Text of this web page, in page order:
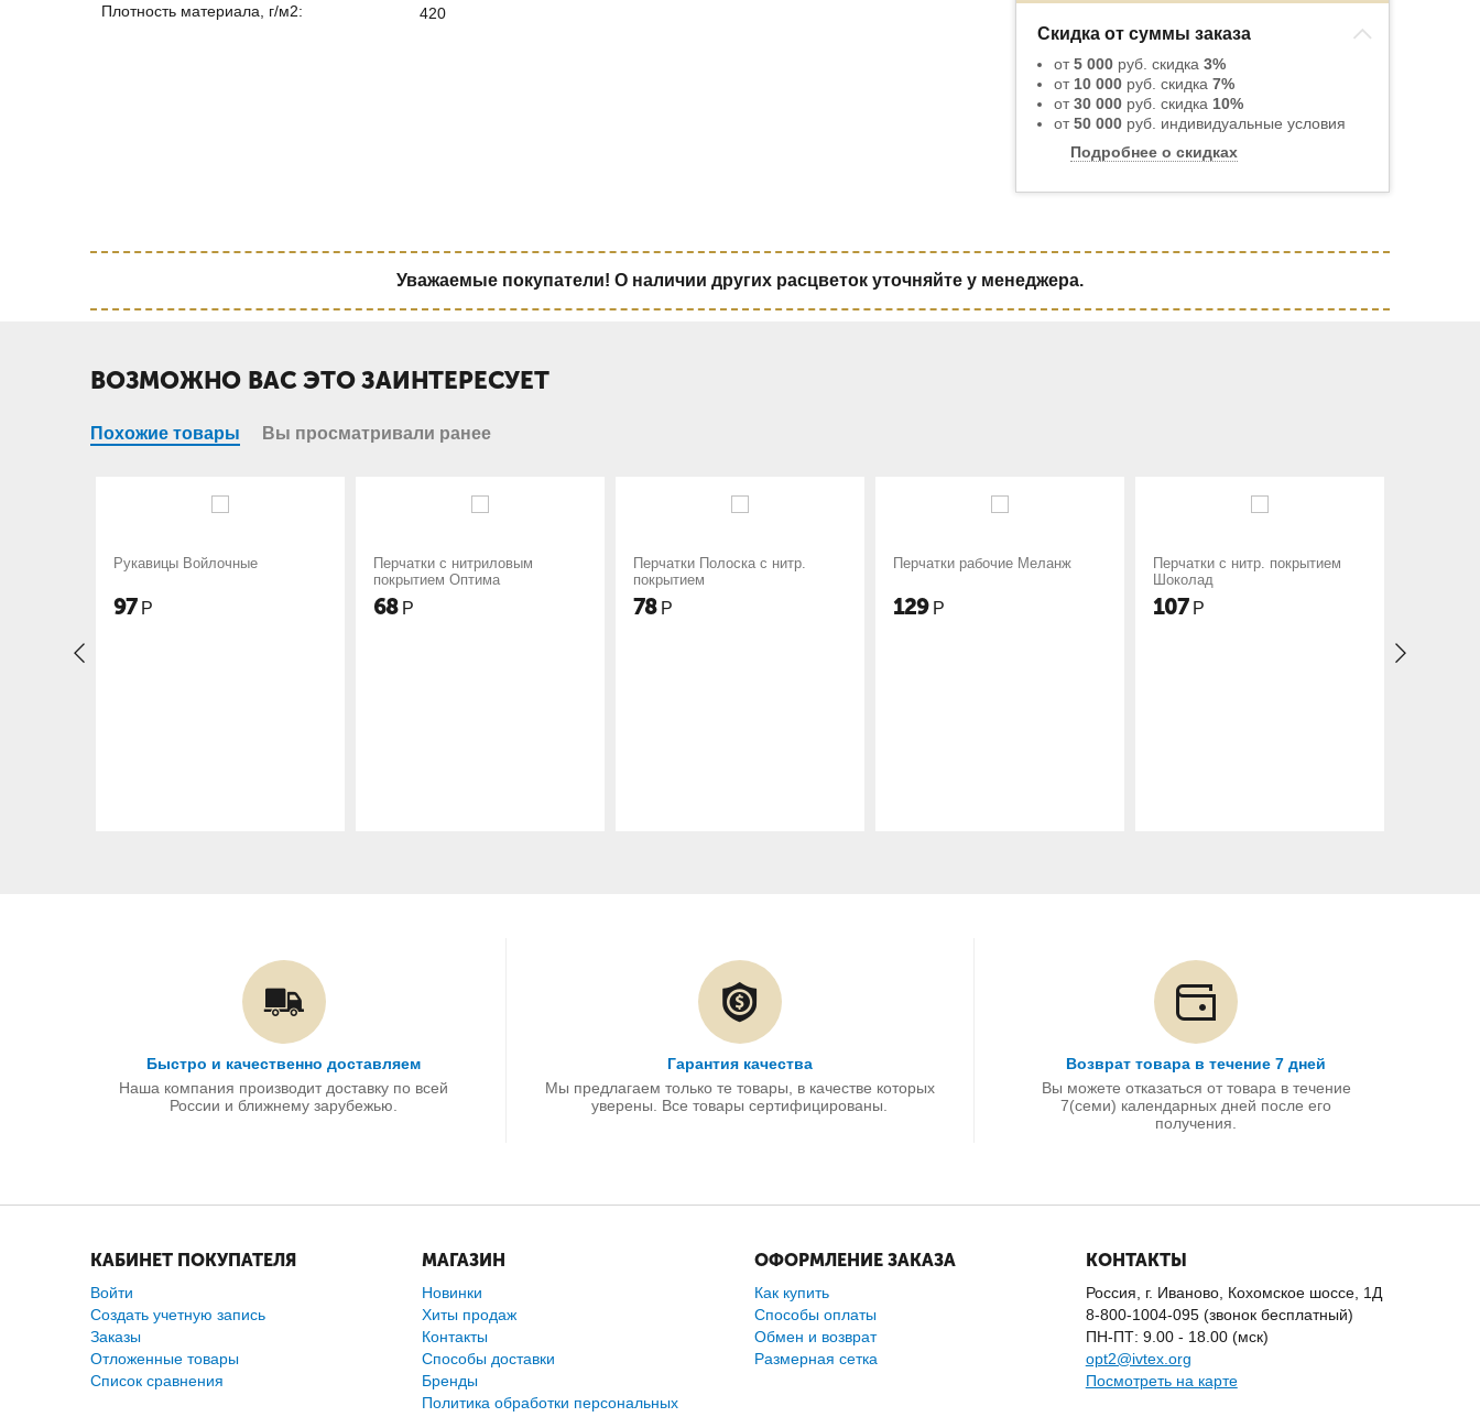
Плотность материала, г/м2: 420
Скидка от суммы заказа
от5 000 руб. скидка 3%
от 10 000 руб. скидка 7%
от30 000 руб. скидка 10%
от50 000 руб. индивидуальные условия
Подробнее о скидках
Уважаемые покупатели! О наличии других расцветок уточняйте у менеджера.
ВОЗМОЖНО ВАС ЭТО ЗАИНТЕРЕСУЕТ
Похожие товары Вы просматривали ранее
Перчатки с нитриловым
Перчатки Полоска с нитр.
покрытием
Перчатки рабочие Меланж
Перчатки с нитр. покрытием
Перчатки с нитр. пенным
Быстро и качественно доставляем
Наша компания производит доставку по всей
России и ближнему зарубежью.
Гарантия качества
Мы предлагаем только те товары, в качестве которых
уверены. Все товары сертифицированы.
Возврат товара в течение 7 дней
Вы можете отказаться от товара в течение
7(семи) календарных дней после его
получения.
КАБИНЕТ ПОКУПАТЕЛЯ
Войти
Создать учетную запись
Заказы
Отложенные товары
Список сравнения
МАГАЗИН
Новинки
Хиты продаж
Контакты
Способы доставки
Бренды
Политика обработки персональных
ОФОРМЛЕНИЕ ЗАКАЗА
Как купить
Способы оплаты
Обмен и возврат
Размерная сетка
КОНТАКТЫ
Россия, г. Иваново, Кохомское шоссе, 1Д
8-800-1004-095 (звонок бесплатный)
ПН-ПТ: 9.00 - 18.00 (мск)
opt2@ivtex.org
Посмотреть на карте